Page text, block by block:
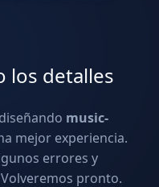
los detalles
music-
mejor experiencia.
errores y
pronto.